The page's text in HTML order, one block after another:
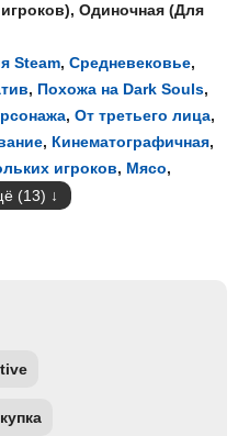
), Одиночная (Для
Steam, Средневековье,
, Похожа на Dark Souls,
, От третьего лица,
, Кинематографичная,
игроков, Мясо,
(13)